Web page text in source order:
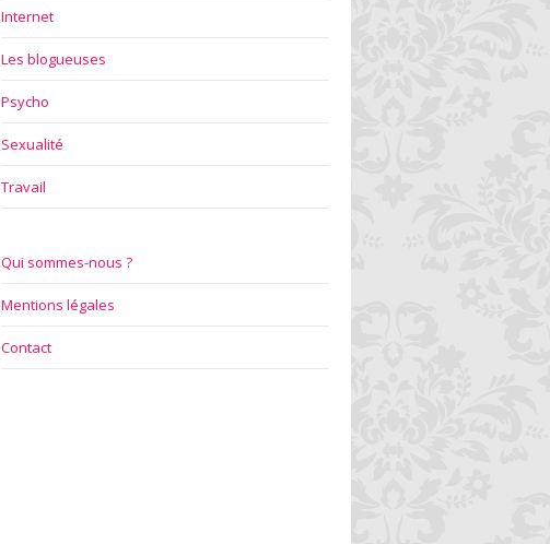
Internet
Les blogueuses
Psycho
Sexualité
Travail
Qui sommes-nous ?
Mentions légales
Contact